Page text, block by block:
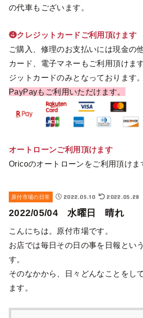
の代車もございます。
❹クレジットカードご利用頂けます
ご購入、修理のお支払いには現金の
カード、電子マネーもご利用頂けま
ジットカードのみとなっております。
PayPayもご利用いただけます。
オートローンご利用頂けます
Oricoのオートローンをご利用頂けま
原付市場の日常 2022.05.10 2022.05.28
2022/05/04 水曜日 晴れ
こんにちは。原付市場です。
お店では毎日その日の事を日報とい
す。
そのなかから、日々どんなことをし
ます。